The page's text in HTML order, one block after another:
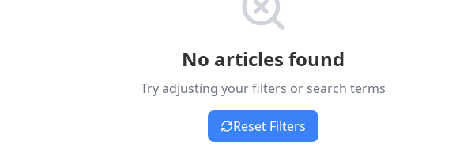
No articles found
Try adjusting your filters or search terms
Reset Filters